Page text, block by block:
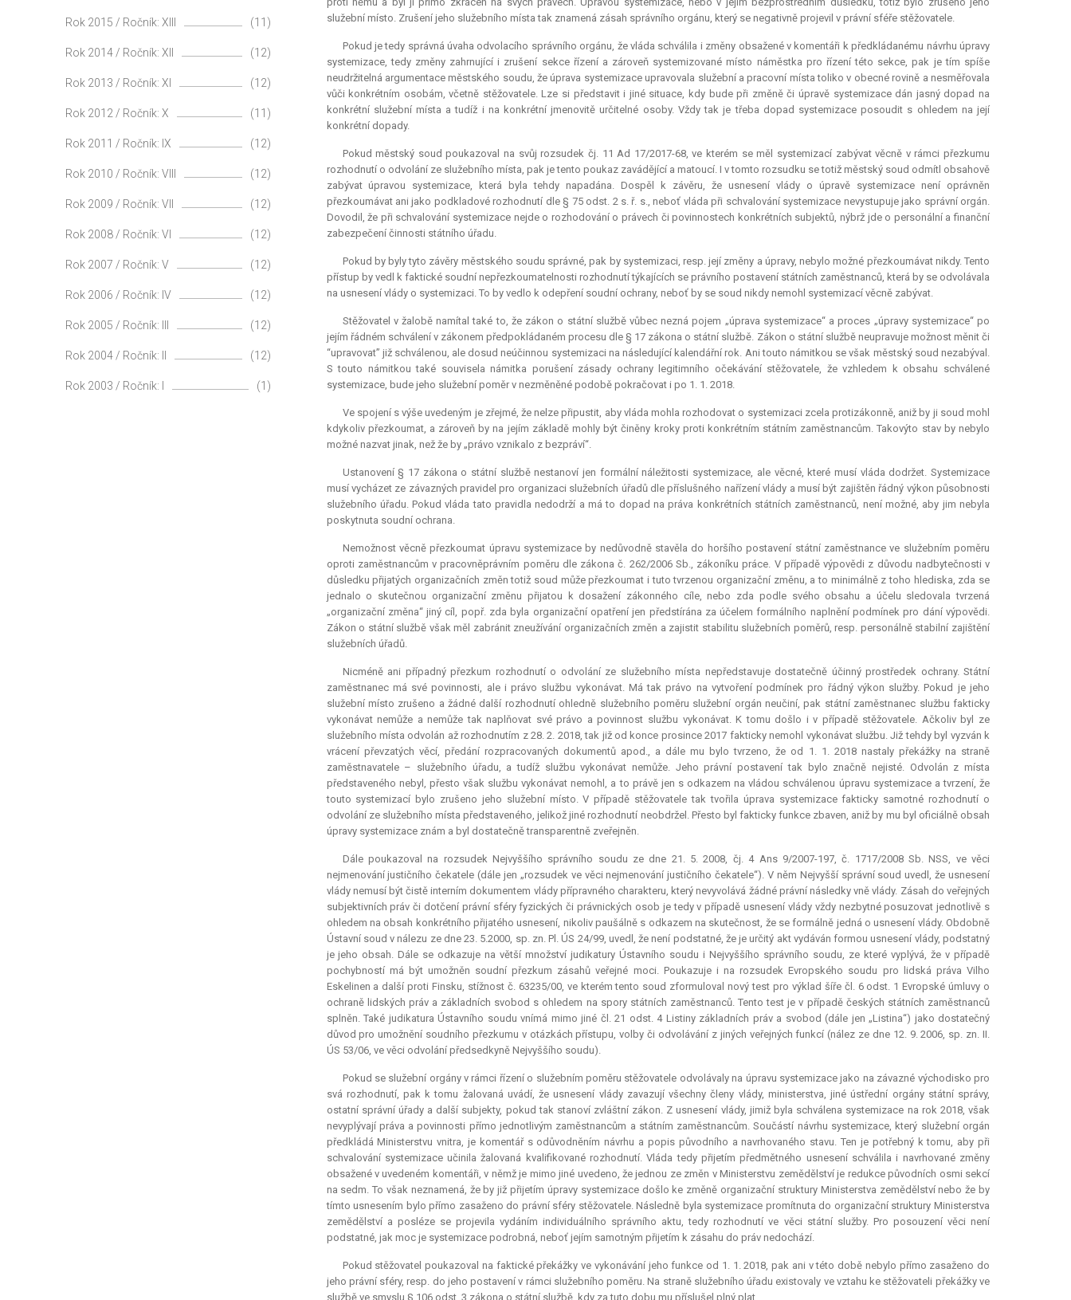
služební místo. Zrušení jeho služebního místa tak znamená zásah správního orgánu, který se negativně projevil v právní sféře stěžovatele.
Pokud je tedy správná úvaha odvolacího správního orgánu, že vláda schválila i změny obsažené v komentáři k předkládanému návrhu úpravy
systemizace, tedy změny zahrnující i zrušení sekce řízení a zároveň systemizované místo náměstka pro řízení této sekce, pak je tím spíše
neudržitelná argumentace městského soudu, že úprava systemizace upravovala služební a pracovní místa toliko v obecné rovině a nesměřovala
vůči konkrétním osobám, včetně stěžovatele. Lze si představit i jiné situace, kdy bude při změně či úpravě systemizace dán jasný dopad na
konkrétní služební místa a tudíž i na konkrétní jmenovitě určitelné osoby. Vždy tak je třeba dopad systemizace posoudit s ohledem na její
konkrétní dopady.
Pokud městský soud poukazoval na svůj rozsudek čj. 11 Ad 17/2017-68, ve kterém se měl systemizací zabývat věcně v rámci přezkumu
rozhodnutí o odvolání ze služebního místa, pak je tento poukaz zavádějící a matoucí. I v tomto rozsudku se totiž městský soud odmítl obsahově
zabývat úpravou systemizace, která byla tehdy napadána. Dospěl k závěru, že usnesení vlády o úpravě systemizace není oprávněn
přezkoumávat ani jako podkladové rozhodnutí dle § 75 odst. 2 s. ř. s., neboť vláda při schvalování systemizace nevystupuje jako správní orgán.
Dovodil, že při schvalování systemizace nejde o rozhodování o právech či povinnostech konkrétních subjektů, nýbrž jde o personální a finanční
zabezpečení činnosti státního úřadu.
Pokud by byly tyto závěry městského soudu správné, pak by systemizaci, resp. její změny a úpravy, nebylo možné přezkoumávat nikdy. Tento
přístup by vedl k faktické soudní nepřezkoumatelnosti rozhodnutí týkajících se právního postavení státních zaměstnanců, která by se odvolávala
na usnesení vlády o systemizaci. To by vedlo k odepření soudní ochrany, neboť by se soud nikdy nemohl systemizací věcně zabývat.
Stěžovatel v žalobě namítal také to, že zákon o státní službě vůbec nezná pojem „úprava systemizace“ a proces „úpravy systemizace“ po
jejím řádném schválení v zákonem předpokládaném procesu dle § 17 zákona o státní službě. Zákon o státní službě neupravuje možnost měnit či
“upravovat” již schválenou, ale dosud neúčinnou systemizaci na následující kalendářní rok. Ani touto námitkou se však městský soud nezabýval.
S touto námitkou také souvisela námitka porušení zásady ochrany legitimního očekávání stěžovatele, že vzhledem k obsahu schválené
systemizace, bude jeho služební poměr v nezměněné podobě pokračovat i po 1. 1. 2018.
Ve spojení s výše uvedeným je zřejmé, že nelze připustit, aby vláda mohla rozhodovat o systemizaci zcela protizákonně, aniž by ji soud mohl
kdykoliv přezkoumat, a zároveň by na jejím základě mohly být činěny kroky proti konkrétním státním zaměstnancům. Takovýto stav by nebylo
možné nazvat jinak, než že by „právo vznikalo z bezpráví“.
Ustanovení § 17 zákona o státní službě nestanoví jen formální náležitosti systemizace, ale věcné, které musí vláda dodržet. Systemizace
musí vycházet ze závazných pravidel pro organizaci služebních úřadů dle příslušného nařízení vlády a musí být zajištěn řádný výkon působnosti
služebního úřadu. Pokud vláda tato pravidla nedodrží a má to dopad na práva konkrétních státních zaměstnanců, není možné, aby jim nebyla
poskytnuta soudní ochrana.
Nemožnost věcně přezkoumat úpravu systemizace by nedůvodně stavěla do horšího postavení státní zaměstnance ve služebním poměru
oproti zaměstnancům v pracovněprávním poměru dle zákona č. 262/2006 Sb., zákoníku práce. V případě výpovědi z důvodu nadbytečnosti v
důsledku přijatých organizačních změn totiž soud může přezkoumat i tuto tvrzenou organizační změnu, a to minimálně z toho hlediska, zda se
jednalo o skutečnou organizační změnu přijatou k dosažení zákonného cíle, nebo zda podle svého obsahu a účelu sledovala tvrzená
„organizační změna“ jiný cíl, popř. zda byla organizační opatření jen předstírána za účelem formálního naplnění podmínek pro dání výpovědi.
Zákon o státní službě však měl zabránit zneužívání organizačních změn a zajistit stabilitu služebních poměrů, resp. personálně stabilní zajištění
služebních úřadů.
Nicméně ani případný přezkum rozhodnutí o odvolání ze služebního místa nepředstavuje dostatečně účinný prostředek ochrany. Státní
zaměstnanec má své povinnosti, ale i právo službu vykonávat. Má tak právo na vytvoření podmínek pro řádný výkon služby. Pokud je jeho
služební místo zrušeno a žádné další rozhodnutí ohledně služebního poměru služební orgán neučiní, pak státní zaměstnanec službu fakticky
vykonávat nemůže a nemůže tak naplňovat své právo a povinnost službu vykonávat. K tomu došlo i v případě stěžovatele. Ačkoliv byl ze
služebního místa odvolán až rozhodnutím z 28. 2. 2018, tak již od konce prosince 2017 fakticky nemohl vykonávat službu. Již tehdy byl vyzván k
vrácení převzatých věcí, předání rozpracovaných dokumentů apod., a dále mu bylo tvrzeno, že od 1. 1. 2018 nastaly překážky na straně
zaměstnavatele – služebního úřadu, a tudíž službu vykonávat nemůže. Jeho právní postavení tak bylo značně nejisté. Odvolán z místa
představeného nebyl, přesto však službu vykonávat nemohl, a to právě jen s odkazem na vládou schválenou úpravu systemizace a tvrzení, že
touto systemizací bylo zrušeno jeho služební místo. V případě stěžovatele tak tvořila úprava systemizace fakticky samotné rozhodnutí o
odvolání ze služebního místa představeného, jelikož jiné rozhodnutí neobdržel. Přesto byl fakticky funkce zbaven, aniž by mu byl oficiálně obsah
úpravy systemizace znám a byl dostatečně transparentně zveřejněn.
Dále poukazoval na rozsudek Nejvyššího správního soudu ze dne 21. 5. 2008, čj. 4 Ans 9/2007-197, č. 1717/2008 Sb. NSS, ve věci
nejmenování justičního čekatele (dále jen „rozsudek ve věci nejmenování justičního čekatele“). V něm Nejvyšší správní soud uvedl, že usnesení
vlády nemusí být čistě interním dokumentem vlády přípravného charakteru, který nevyvolává žádné právní následky vně vlády. Zásah do veřejných
subjektivních práv či dotčení právní sféry fyzických či právnických osob je tedy v případě usnesení vlády vždy nezbytné posuzovat jednotlivě s
ohledem na obsah konkrétního přijatého usnesení, nikoliv paušálně s odkazem na skutečnost, že se formálně jedná o usnesení vlády. Obdobně
Ústavní soud v nálezu ze dne 23. 5.2000, sp. zn. Pl. ÚS 24/99, uvedl, že není podstatné, že je určitý akt vydáván formou usnesení vlády, podstatný
je jeho obsah. Dále se odkazuje na větší množství judikatury Ústavního soudu i Nejvyššího správního soudu, ze které vyplývá, že v případě
pochybností má být umožněn soudní přezkum zásahů veřejné moci. Poukazuje i na rozsudek Evropského soudu pro lidská práva Vilho
Eskelinen a další proti Finsku, stížnost č. 63235/00, ve kterém tento soud zformuloval nový test pro výklad šíře čl. 6 odst. 1 Evropské úmluvy o
ochraně lidských práv a základních svobod s ohledem na spory státních zaměstnanců. Tento test je v případě českých státních zaměstnanců
splněn. Také judikatura Ústavního soudu vnímá mimo jiné čl. 21 odst. 4 Listiny základních práv a svobod (dále jen „Listina“) jako dostatečný
důvod pro umožnění soudního přezkumu v otázkách přístupu, volby či odvolávání z jiných veřejných funkcí (nález ze dne 12. 9. 2006, sp. zn. II.
ÚS 53/06, ve věci odvolání předsedkyně Nejvyššího soudu).
Pokud se služební orgány v rámci řízení o služebním poměru stěžovatele odvolávaly na úpravu systemizace jako na závazné východisko pro
svá rozhodnutí, pak k tomu žalovaná uvádí, že usnesení vlády zavazují všechny členy vlády, ministerstva, jiné ústřední orgány státní správy,
ostatní správní úřady a další subjekty, pokud tak stanoví zvláštní zákon. Z usnesení vlády, jimiž byla schválena systemizace na rok 2018, však
nevyplývají práva a povinnosti přímo jednotlivým zaměstnancům a státním zaměstnancům. Součástí návrhu systemizace, který služební orgán
předkládá Ministerstvu vnitra, je komentář s odůvodněním návrhu a popis původního a navrhovaného stavu. Ten je potřebný k tomu, aby při
schvalování systemizace učinila žalovaná kvalifikované rozhodnutí. Vláda tedy přijetím předmětného usnesení schválila i navrhované změny
obsažené v uvedeném komentáři, v němž je mimo jiné uvedeno, že jednou ze změn v Ministerstvu zemědělství je redukce původních osmi sekcí
na sedm. To však neznamená, že by již přijetím úpravy systemizace došlo ke změně organizační struktury Ministerstva zemědělství nebo že by
tímto usnesením bylo přímo zasaženo do právní sféry stěžovatele. Následně byla systemizace promítnuta do organizační struktury Ministerstva
zemědělství a posléze se projevila vydáním individuálního správního aktu, tedy rozhodnutí ve věci státní služby. Pro posouzení věci není
podstatné, jak moc je systemizace podrobná, neboť jejím samotným přijetím k zásahu do práv nedochází.
Pokud stěžovatel poukazoval na faktické překážky ve vykonávání jeho funkce od 1. 1. 2018, pak ani v této době nebylo přímo zasaženo do
jeho právní sféry, resp. do jeho postavení v rámci služebního poměru. Na straně služebního úřadu existovaly ve vztahu ke stěžovateli překážky ve
službě ve smyslu § 106 odst. 3 zákona o státní službě, kdy za tuto dobu mu příslušel plný plat.
Rok 2015 / Ročník: XIII (11)
Rok 2014 / Ročník: XII (12)
Rok 2013 / Ročník: XI (12)
Rok 2012 / Ročník: X (11)
Rok 2011 / Ročník: IX (12)
Rok 2010 / Ročník: VIII (12)
Rok 2009 / Ročník: VII (12)
Rok 2008 / Ročník: VI (12)
Rok 2007 / Ročník: V (12)
Rok 2006 / Ročník: IV (12)
Rok 2005 / Ročník: III (12)
Rok 2004 / Ročník: II (12)
Rok 2003 / Ročník: I (1)